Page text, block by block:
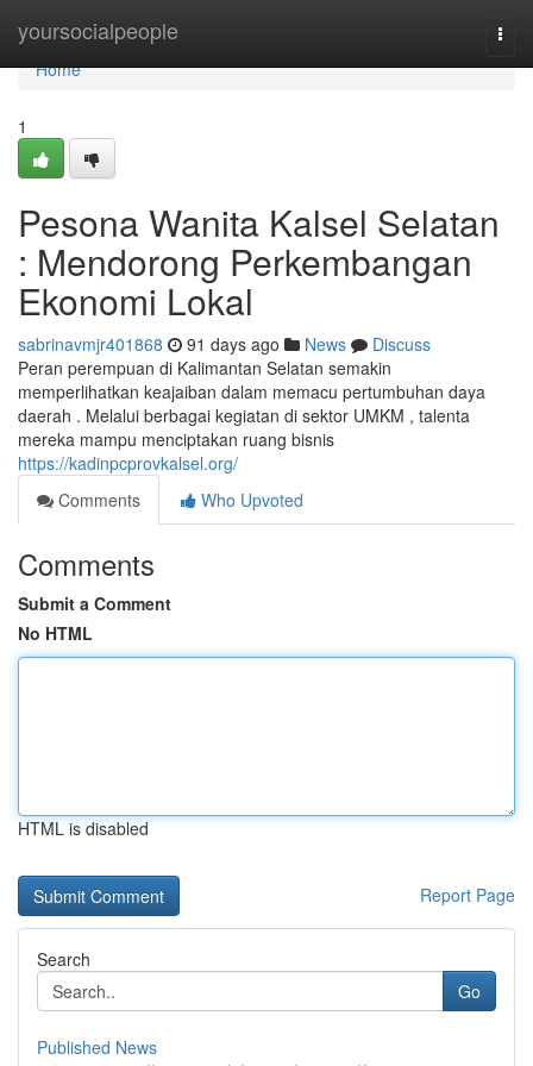
yoursocialpeople
Home
Home
1
Pesona Wanita Kalsel Selatan
: Mendorong Perkembangan
Ekonomi Lokal
sabrinavmjr401868 91 days ago News
Discuss
Peran perempuan di Kalimantan Selatan semakin
memperlihatkan keajaiban dalam memacu pertumbuhan daya
daerah . Melalui berbagai kegiatan di sektor UMKM , talenta
mereka mampu menciptakan ruang bisnis
https://kadinpcprovkalsel.org/
Comments
Who Upvoted
Comments
Submit a Comment
No HTML
HTML is disabled
Report Page
Search
Go
Published News